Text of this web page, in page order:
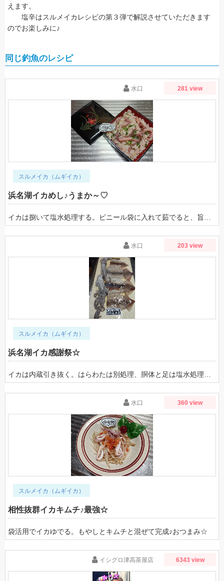
えます。
塩辛はスルメイカレシピの第３弾で解説させていただきます
のでお楽しみに♪
同じ釣魚のレシピ
水口 281 view
スルメイカ（ムギイカ）
浜名湖イカめし♪うまか～♡
イカは捌いて塩水処理する。ビニール袋に入れて茹でると、旨み汁を逃がさない。旨み汁、茹でイカ、醤油、ショウガで炊き込みご飯ですね。お試しあれ♪
水口 203 view
スルメイカ（ムギイカ）
浜名湖イカ感謝祭☆
イカは内蔵引き抜く。はらわたは別処理、胴体と足は塩水処理ですね♪
水口 360 view
スルメイカ（ムギイカ）
相性抜群イカキムチ♪最強☆
袋活用でイカゆでる。もやしとキムチと混ぜて完成♪おつまみ☆
イシグロ津高茶屋店 6343 view